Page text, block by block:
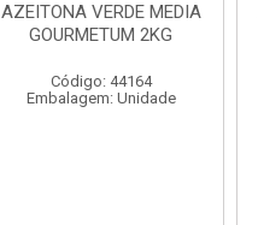
AZEITONA VERDE MEDIA
GOURMETUM 2KG
Código: 44164
Embalagem: Unidade